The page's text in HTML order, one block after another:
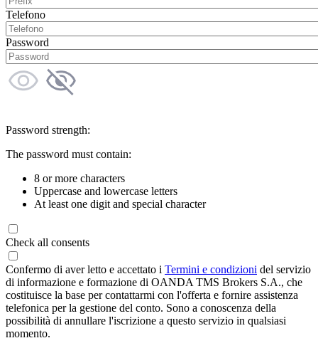
Telefono
Password
Password strength:
The password must contain:
8 or more characters
Uppercase and lowercase letters
At least one digit and special character
Check all consents
Confermo di aver letto e accettato i Termini e condizioni del servizio
di informazione e formazione di OANDA TMS Brokers S.A., che
costituisce la base per contattarmi con l'offerta e fornire assistenza
telefonica per la gestione del conto. Sono a conoscenza della
possibilità di annullare l'iscrizione a questo servizio in qualsiasi
momento.